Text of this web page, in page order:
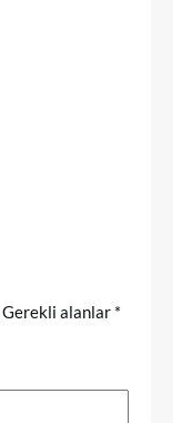
Gerekli alanlar *